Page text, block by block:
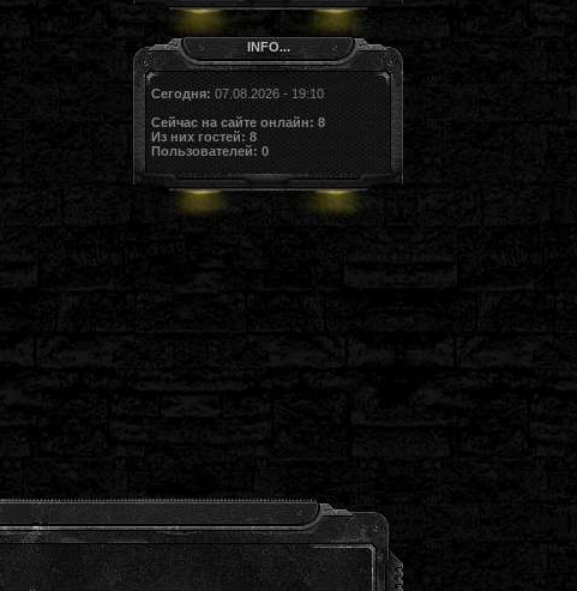
INFO...
Сегодня: 07.08.2026 - 19:10
Сейчас на сайте онлайн: 8
Из них гостей: 8
Пользователей: 0